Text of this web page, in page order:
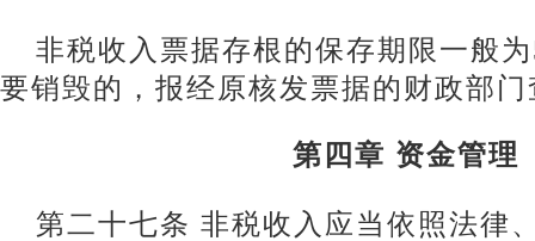
非税收入票据存根的保存期限一般
要销毁的，报经原核发票据的财政部
第四章 资金管理
第二十七条 非税收入应当依照法律